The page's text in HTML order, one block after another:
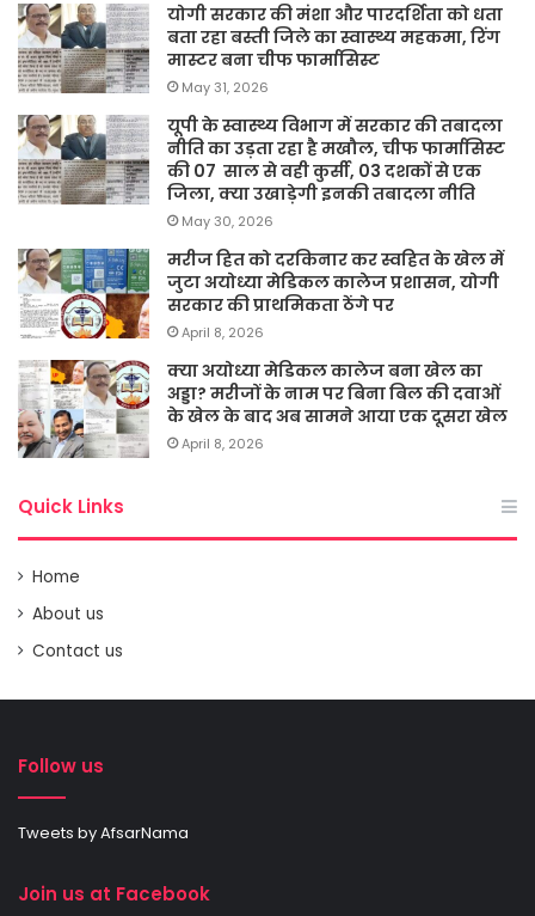
योगी सरकार की मंशा और पारदर्शिता को धता
बता रहा बस्ती जिले का स्वास्थ्य महकमा, रिंग
मास्टर बना चीफ फार्मासिस्ट
May 31, 2026
यूपी के स्वास्थ्य विभाग में सरकार की तबादला
नीति का उड़ता रहा है मखौल, चीफ फार्मासिस्ट
की 07 साल से वही कुर्सी, 03 दशकों से एक
जिला, क्या उखाड़ेगी इनकी तबादला नीति
May 30, 2026
मरीज हित को दरकिनार कर स्वहित के खेल में
जुटा अयोध्या मेडिकल कालेज प्रशासन, योगी
सरकार की प्राथमिकता ठेंगे पर
April 8, 2026
क्या अयोध्या मेडिकल कालेज बना खेल का
अड्डा? मरीजों के नाम पर बिना बिल की दवाओं
के खेल के बाद अब सामने आया एक दूसरा खेल
April 8, 2026
Quick Links
Home
About us
Contact us
Follow us
Tweets by AfsarNama
Join us at Facebook